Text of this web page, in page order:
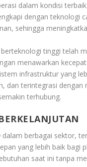
dalam kondisi
dengan teknologi
sehingga
tinggi telah
menawarkan
infrastruktur yang
dan terintegrasi
terhubung.
dalam berbagai sektor,
yang lebih baik bagi
saat ini tanpa